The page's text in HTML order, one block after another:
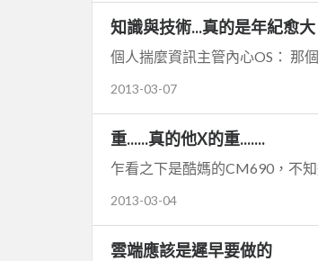
知識與技術...真的是年紀愈
個人揣麼資訊主管內心OS： 那
2013-03-07
重......真的他X的重.......
乍看之下是酷媽的CM690，不
2013-03-04
雲端應該是遲早要做的